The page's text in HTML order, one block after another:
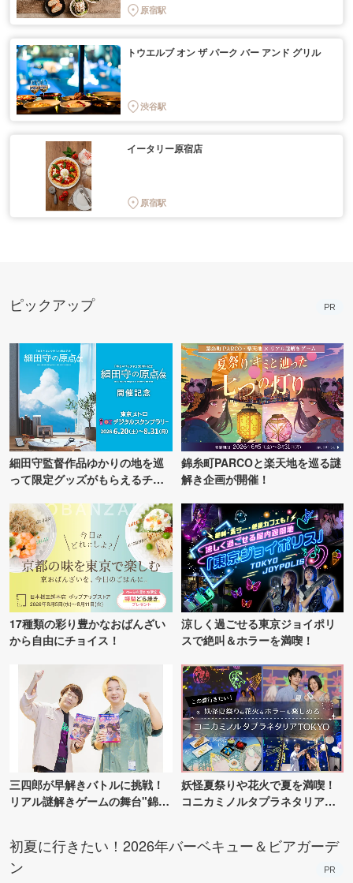
原宿駅
トウエルブ オン ザ パーク バー アンド グリル
渋谷駅
イータリー原宿店
原宿駅
ピックアップ PR
細田守監督作品ゆかりの地を巡
って限定グッズがもらえるチャ
錦糸町PARCOと楽天地を巡る謎
解き企画が開催！
17種類の彩り豊かなおばんざい
から自由にチョイス！
涼しく過ごせる東京ジョイポリ
スで絶叫＆ホラーを満喫！
三四郎が早解きバトルに挑戦！
リアル謎解きゲームの舞台"錦糸
妖怪夏祭りや花火で夏を満喫！
コニカミノルタプラネタリア
初夏に行きたい！2026年バーベキュー＆ビアガーデ
ン
PR